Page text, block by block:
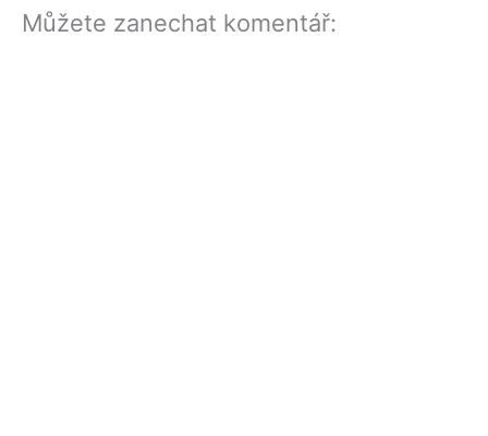
Můžete zanechat komentář: